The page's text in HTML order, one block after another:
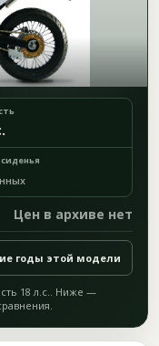
Цен в архиве нет
годы этой модели
18 л.с.. Ниже —